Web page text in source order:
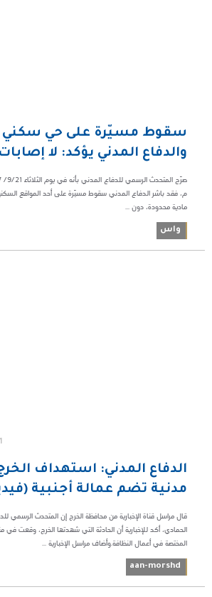
سقوط مسيّرة على حي سكني
والدفاع المدني يؤكد: لا إصابات
م، فقد باشر الدفاع المدني سقوط مسيّرة على أحد المواقع
مادية محدودة، دون ...
واس
الدفاع المدني: استهداف
مدنية تضم عمالة أجنبية
قال مراسل قناة الإخبارية من محافظة الخرج إن المتحدث الرسمي
الحمادي، أكد للإخبارية أن الحادثة التي شهدتها الخرج، وقعت
المختصة في أعمال النظافة.وأضاف مراسل الإخبارية ...
aan-morshd